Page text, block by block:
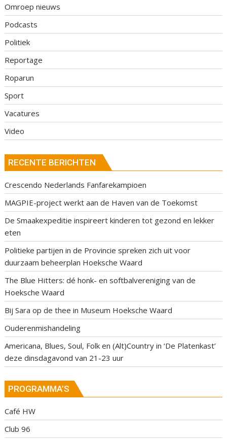
Omroep nieuws
Podcasts
Politiek
Reportage
Roparun
Sport
Vacatures
Video
RECENTE BERICHTEN
Crescendo Nederlands Fanfarekampioen
MAGPIE-project werkt aan de Haven van de Toekomst
De Smaakexpeditie inspireert kinderen tot gezond en lekker
eten
Politieke partijen in de Provincie spreken zich uit voor
duurzaam beheerplan Hoeksche Waard
The Blue Hitters: dé honk- en softbalvereniging van de
Hoeksche Waard
Bij Sara op de thee in Museum Hoeksche Waard
Ouderenmishandeling
Americana, Blues, Soul, Folk en (Alt)Country in ‘De Platenkast’
deze dinsdagavond van 21-23 uur
PROGRAMMA’S
Café HW
Club 96